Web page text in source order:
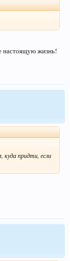
настоящую жизнь!
придти, если